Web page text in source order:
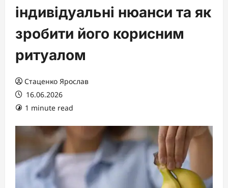
індивідуальні нюанси та як
зробити його корисним
ритуалом
Стаценко Ярослав
16.06.2026
1 minute read